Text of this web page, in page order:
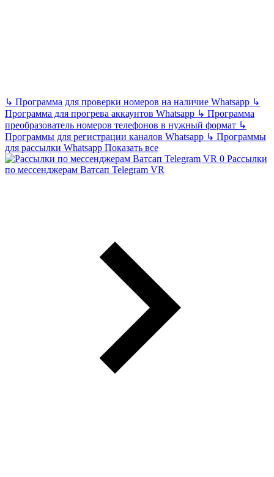
↳ Программа для проверки номеров на наличие Whatsapp ↳
Программа для прогрева аккаунтов Whatsapp ↳ Программа
преобразователь номеров телефонов в нужный формат ↳
Программы для регистрации каналов Whatsapp ↳ Программы
для рассылки Whatsapp Показать все
Рассылки
по мессенджерам Ватсап Telegram VR